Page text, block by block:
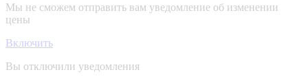
Мы не сможем отправить вам уведомление об изменении
цены
Включить
Вы отключили уведомления